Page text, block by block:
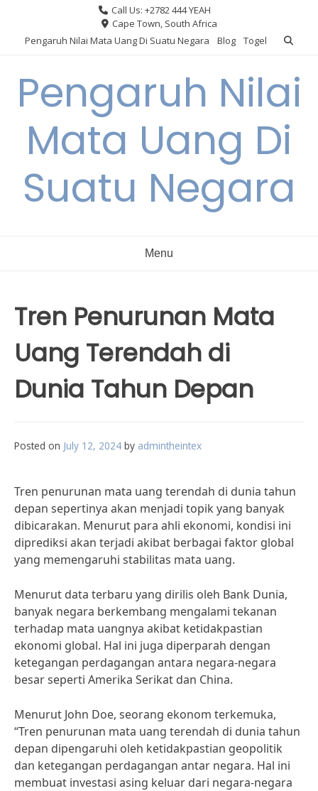
content
Call Us: +2782 444 YEAH
Cape Town, South Africa
Pengaruh Nilai Mata Uang Di Suatu Negara
Blog Togel
Pengaruh Nilai
Mata Uang Di
Suatu Negara
Menu
Tren Penurunan Mata
Uang Terendah di
Dunia Tahun Depan
Posted on July 12, 2024 by admintheintex
Tren penurunan mata uang terendah di dunia tahun
depan sepertinya akan menjadi topik yang banyak
dibicarakan. Menurut para ahli ekonomi, kondisi ini
diprediksi akan terjadi akibat berbagai faktor global
yang memengaruhi stabilitas mata uang.
Menurut data terbaru yang dirilis oleh Bank Dunia,
banyak negara berkembang mengalami tekanan
terhadap mata uangnya akibat ketidakpastian
ekonomi global. Hal ini juga diperparah dengan
ketegangan perdagangan antara negara-negara
besar seperti Amerika Serikat dan China.
Menurut John Doe, seorang ekonom terkemuka,
“Tren penurunan mata uang terendah di dunia tahun
depan dipengaruhi oleh ketidakpastian geopolitik
dan ketegangan perdagangan antar negara. Hal ini
membuat investasi asing keluar dari negara-negara